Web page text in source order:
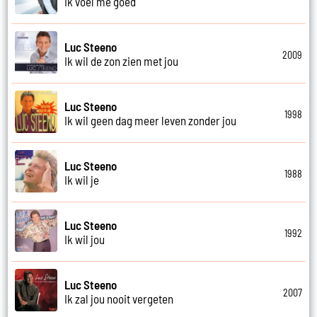
Luc Steeno
Ik wil de zon zien met jou
2009
Luc Steeno
Ik wil geen dag meer leven zonder jou
1998
Luc Steeno
Ik wil je
1988
Luc Steeno
Ik wil jou
1992
Luc Steeno
Ik zal jou nooit vergeten
2007